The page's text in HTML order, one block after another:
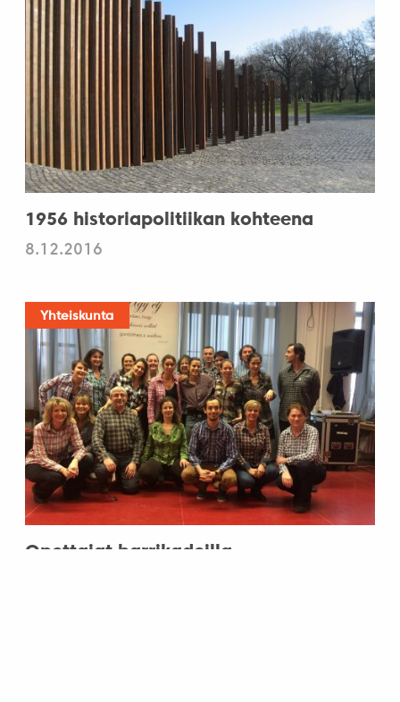
1956 historiapolitiikan kohteena
8.12.2016
Yhteiskunta
Opettajat barrikadeilla